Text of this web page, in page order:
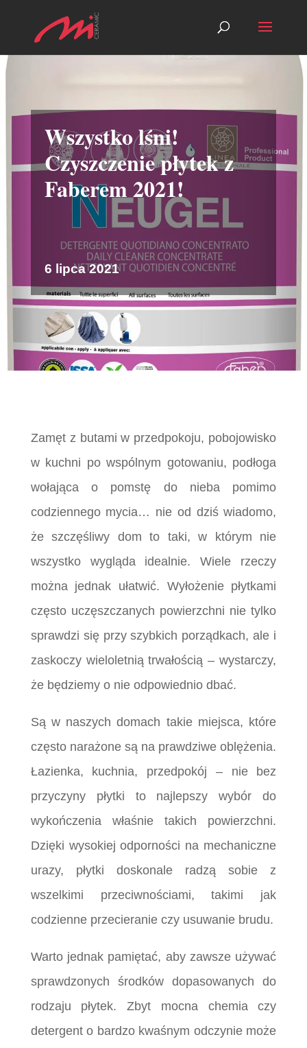
Wszystko lśni!
Czyszczenie płytek z
Faberem 2021!
6 lipca 2021
Zamęt z butami w przedpokoju, pobojowisko
w kuchni po wspólnym gotowaniu, podłoga
wołająca o pomstę do nieba pomimo
codziennego mycia… nie od dziś wiadomo,
że szczęśliwy dom to taki, w którym nie
wszystko wygląda idealnie. Wiele rzeczy
można jednak ułatwić. Wyłożenie płytkami
często uczęszczanych powierzchni nie tylko
sprawdzi się przy szybkich porządkach, ale i
zaskoczy wieloletnią trwałością – wystarczy,
że będziemy o nie odpowiednio dbać.
Są w naszych domach takie miejsca, które
często narażone są na prawdziwe oblężenia.
Łazienka, kuchnia, przedpokój – nie bez
przyczyny płytki to najlepszy wybór do
wykończenia właśnie takich powierzchni.
Dzięki wysokiej odporności na mechaniczne
urazy, płytki doskonale radzą sobie z
wszelkimi przeciwnościami, takimi jak
codzienne przecieranie czy usuwanie brudu.
Warto jednak pamiętać, aby zawsze używać
sprawdzonych środków dopasowanych do
rodzaju płytek. Zbyt mocna chemia czy
detergent o bardzo kwaśnym odczynie może